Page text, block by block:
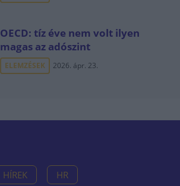
OECD: tíz éve nem volt ilyen
magas az adószint
ELEMZÉSEK 2026. ápr. 23.
HÍREK HR